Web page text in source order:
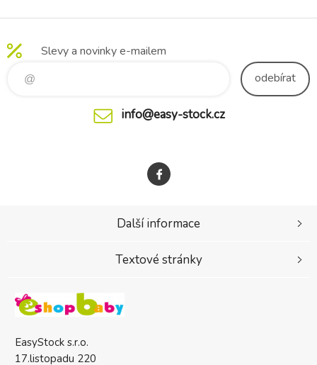
6m+ do 12 kg
Slevy a novinky e-mailem
odebírat
info@easy-stock.cz
EasyStock s.r.o.
17.listopadu 220
Další informace
Textové stránky